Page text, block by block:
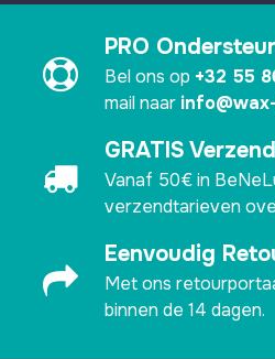
PRO
Bel ons op +32 55
mail naar
GRATIS
Vanaf 50€ in
verzendtarieven
Eenvoudig
Met ons
binnen de 14 dagen.